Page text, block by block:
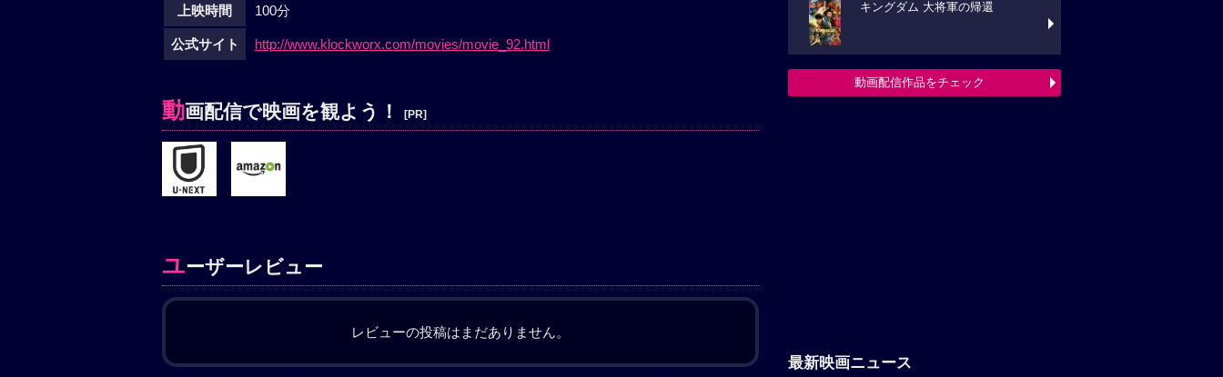
上映時間 100分
公式サイト http://www.klockworx.com/movies/movie_92.html
動画配信で映画を観よう！ [PR]
ユーザーレビュー
レビューの投稿はまだありません。
キングダム 大将軍の帰還
動画配信作品をチェック
最新映画ニュース